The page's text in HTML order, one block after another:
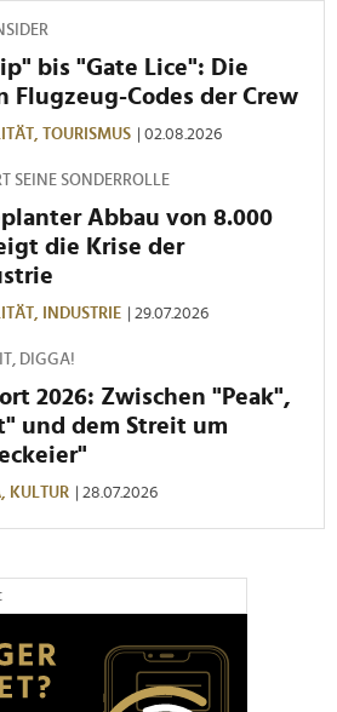
bis "Gate Lice": Die
Flugzeug-Codes der Crew
TOURISMUS | 02.08.2026
SEINE SONDERROLLE
Abbau von 8.000
die Krise der
INDUSTRIE | 29.07.2026
DIGGA!
2026: Zwischen "Peak",
und dem Streit um
KULTUR | 28.07.2026